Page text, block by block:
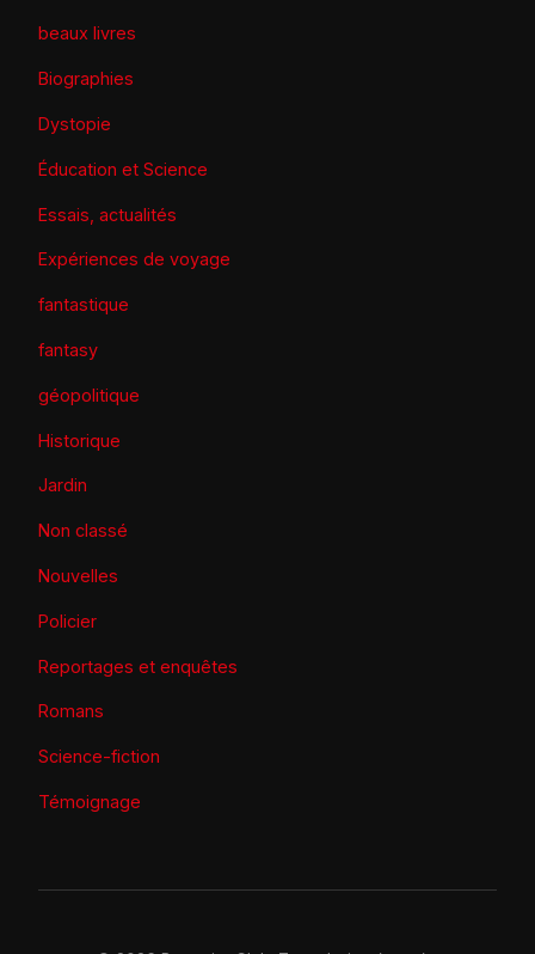
beaux livres
Biographies
Dystopie
Éducation et Science
Essais, actualités
Expériences de voyage
fantastique
fantasy
géopolitique
Historique
Jardin
Non classé
Nouvelles
Policier
Reportages et enquêtes
Romans
Science-fiction
Témoignage